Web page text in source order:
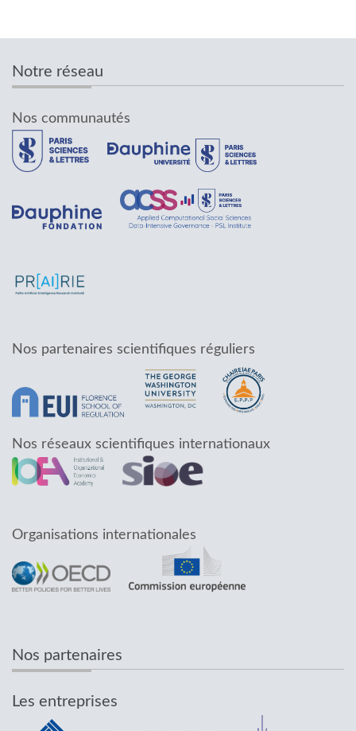
Notre réseau
Nos communautés
Nos partenaires scientifiques réguliers
Nos réseaux scientifiques internationaux
Organisations internationales
Nos partenaires
Les entreprises